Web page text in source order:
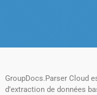
GroupDocs.Parser Cloud
d’extraction de données